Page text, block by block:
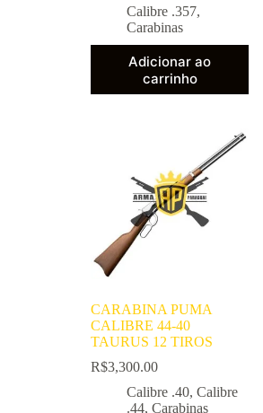
Calibre .357,
Carabinas
Adicionar ao
carrinho
CARABINA PUMA
CALIBRE 44-40
TAURUS 12 TIROS
R$3,300.00
Calibre .40, Calibre
.44, Carabinas